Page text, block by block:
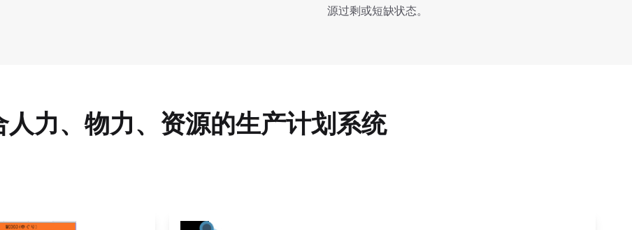
源过剩或短缺状态。
力、物力、资源的生产计划系统